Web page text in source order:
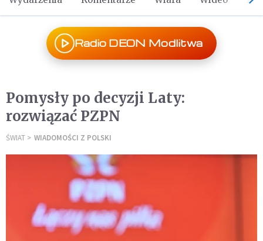
Radio DEON Modlitwa
Pomysły po decyzji Laty:
rozwiązać PZPN
ŚWIAT WIADOMOŚCI Z POLSKI